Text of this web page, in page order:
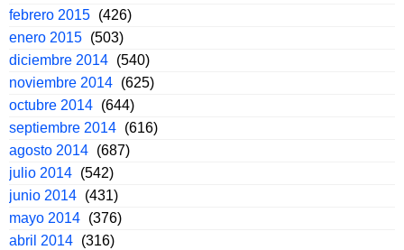
febrero 2015 (426)
enero 2015 (503)
diciembre 2014 (540)
noviembre 2014 (625)
octubre 2014 (644)
septiembre 2014 (616)
agosto 2014 (687)
julio 2014 (542)
junio 2014 (431)
mayo 2014 (376)
abril 2014 (316)